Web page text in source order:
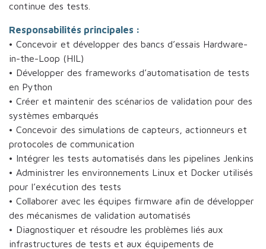
continue des tests.
Responsabilités principales :
• Concevoir et développer des bancs d’essais Hardware-
in-the-Loop (HIL)
• Développer des frameworks d’automatisation de tests
en Python
• Créer et maintenir des scénarios de validation pour des
systèmes embarqués
• Concevoir des simulations de capteurs, actionneurs et
protocoles de communication
• Intégrer les tests automatisés dans les pipelines Jenkins
• Administrer les environnements Linux et Docker utilisés
pour l’exécution des tests
• Collaborer avec les équipes firmware afin de développer
des mécanismes de validation automatisés
• Diagnostiquer et résoudre les problèmes liés aux
infrastructures de tests et aux équipements de